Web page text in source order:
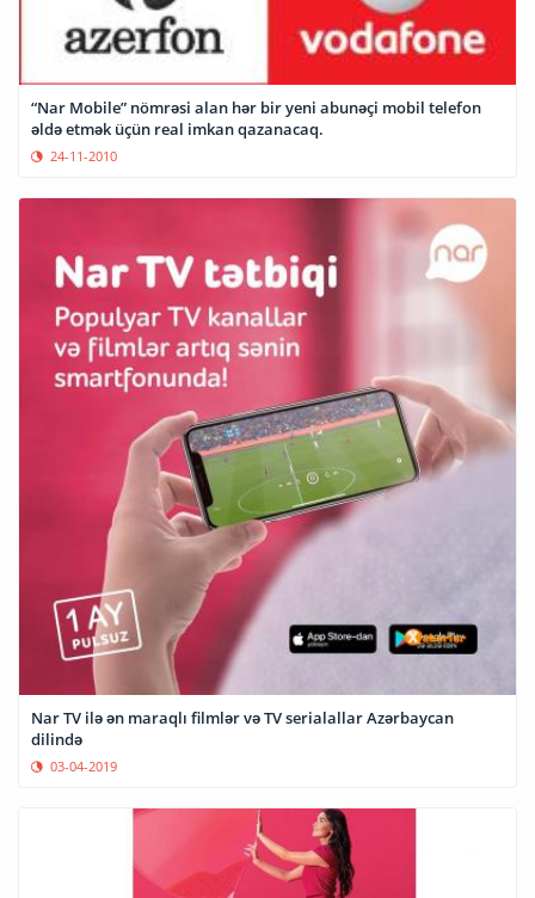
“Nar Mobile” nömrəsi alan hər bir yeni abunəçi mobil telefon
əldə etmək üçün real imkan qazanacaq.
24-11-2010
Nar TV ilə ən maraqlı filmlər və TV serialallar Azərbaycan
dilində
03-04-2019